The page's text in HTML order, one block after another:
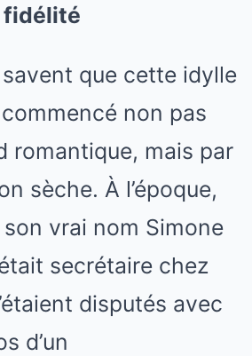
fidélité
que cette idylle
non pas
romantique, mais par
sèche. À l’époque,
vrai nom Simone
secrétaire chez
disputés avec
d’un